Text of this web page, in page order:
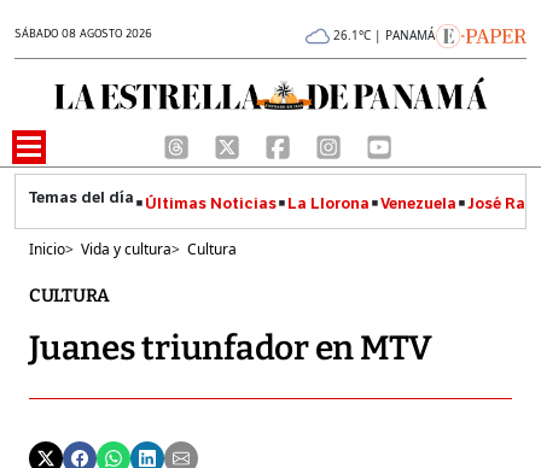
SÁBADO 08 AGOSTO 2026 26.1°C | PANAMÁ
Últimas Noticias La Llorona Venezuela José
Inicio> Vida y cultura> Cultura
CULTURA
Juanes triunfador en MTV